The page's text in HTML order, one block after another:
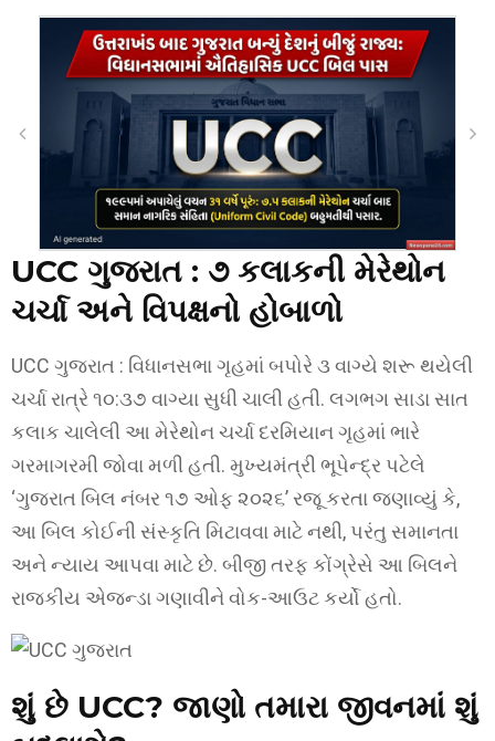
UCC ગુજરાત : ૭ કલાકની મેરેથોન
ચર્ચા અને વિપક્ષનો હોબાળો
UCC ગુજરાત : વિધાનસભા ગૃહમાં બપોરે ૩ વાગ્યે શરૂ થયેલી
ચર્ચા રાત્રે ૧૦:૩૭ વાગ્યા સુધી ચાલી હતી. લગભગ સાડા સાત
કલાક ચાલેલી આ મેરેથોન ચર્ચા દરમિયાન ગૃહમાં ભારે
ગરમાગરમી જોવા મળી હતી. મુખ્યમંત્રી ભૂપેન્દ્ર પટેલે
‘ગુજરાત બિલ નંબર ૧૭ ઓફ ૨૦૨૬’ રજૂ કરતા જણાવ્યું કે,
આ બિલ કોઈની સંસ્કૃતિ મિટાવવા માટે નથી, પરંતુ સમાનતા
અને ન્યાય આપવા માટે છે. બીજી તરફ કોંગ્રેસે આ બિલને
રાજકીય એજન્ડા ગણાવીને વોક-આઉટ કર્યો હતો.
શું છે UCC? જાણો તમારા જીવનમાં શું